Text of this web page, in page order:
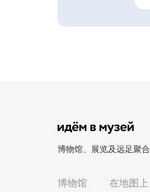
博物馆、展览及远足聚
博物馆 在地图上